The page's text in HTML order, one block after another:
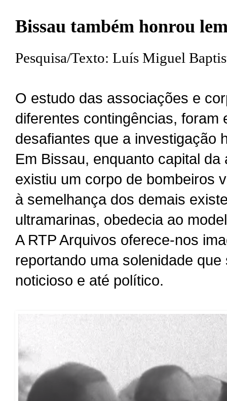
Bissau também honrou
Pesquisa/Texto: Luís Miguel
O estudo das associações e
diferentes contingências, foram
desafiantes que a investigação
Em Bissau, enquanto capital
existiu um corpo de bombeiros
à semelhança dos demais
ultramarinas, obedecia ao
A RTP Arquivos oferece-nos
reportando uma solenidade
noticioso e até político.